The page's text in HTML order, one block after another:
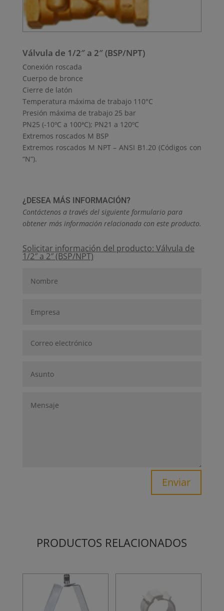
Válvula de 1/2″ a 2″ (BSP/NPT)
Conexión roscada
Cuerpo de bronce
Cierre de latón
Temperatura máxima de trabajo 110°C
Presión máxima de trabajo 25 bar
PN25 (-10ºC a 100ªC); PN21 a 120ºC
Extremos roscados M BSP
Extremos roscados M NPT – ANSI B1.20 (Códigos con
“N”).
¿DESEA MÁS INFORMACIÓN?
Contáctenos a través del siguiente formulario para
obtener más información relacionada con este producto.
Solicitar información del producto: Válvula de
1/2″ a 2″ (BSP/NPT)
Enviar
PRODUCTOS RELACIONADOS